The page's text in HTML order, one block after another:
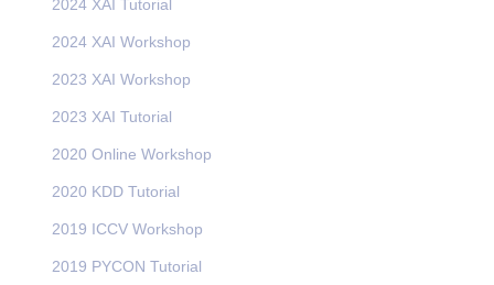
2024 XAI Tutorial
2024 XAI Workshop
2023 XAI Workshop
2023 XAI Tutorial
2020 Online Workshop
2020 KDD Tutorial
2019 ICCV Workshop
2019 PYCON Tutorial